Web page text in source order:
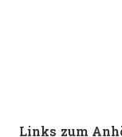
Links zum